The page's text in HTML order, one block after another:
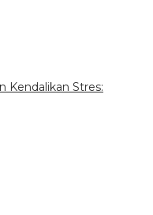
Kendalikan Stres: